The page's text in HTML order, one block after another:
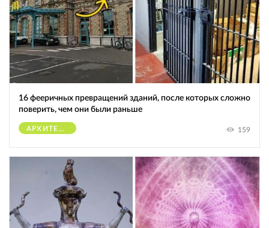
16 фееричных превращений зданий, после которых сложно
поверить, чем они были раньше
АРХИТЕКТУРА 159